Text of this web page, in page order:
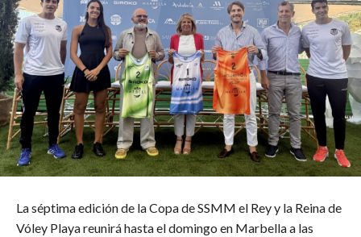
La séptima edición de la Copa de SSMM el Rey y la Reina de
Vóley Playa reunirá hasta el domingo en Marbella a las